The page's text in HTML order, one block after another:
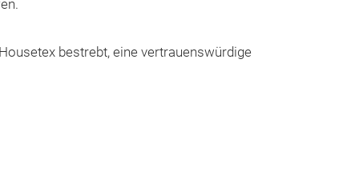
bestrebt, eine vertrauenswürdige